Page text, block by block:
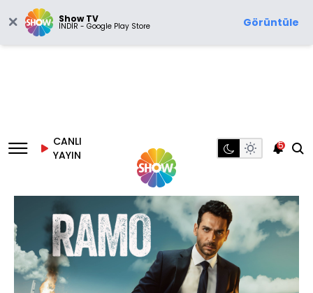
Show TV
İNDİR - Google Play Store Görüntüle
CANLI
YAYIN
5